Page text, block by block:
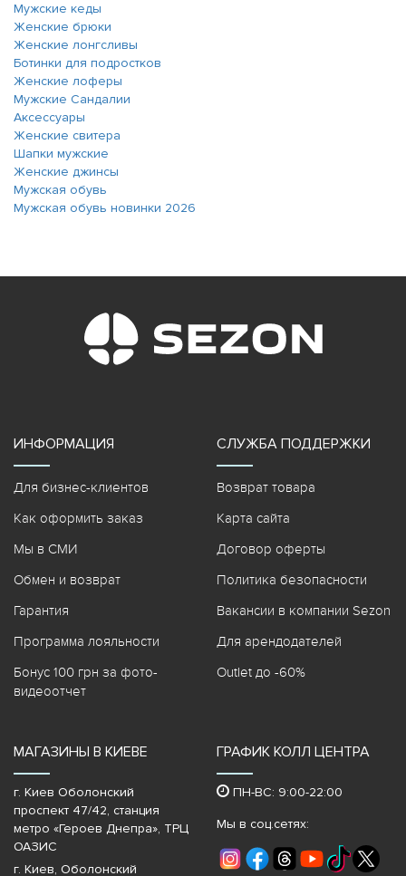
Мужские кеды
Женские брюки
Женские лонгсливы
Ботинки для подростков
Женские лоферы
Мужские Сандалии
Аксессуары
Женские свитера
Шапки мужские
Женские джинсы
Мужская обувь
Мужская обувь новинки 2026
ИНФОРМАЦИЯ
Для бизнес-клиентов
Как оформить заказ
Мы в СМИ
Обмен и возврат
Гарантия
Программа лояльности
Бонус 100 грн за фото-
видеоотчет
СЛУЖБА ПОДДЕРЖКИ
Возврат товара
Карта сайта
Договор оферты
Политика безопасности
Вакансии в компании Sezon
Для арендодателей
Outlet до -60%
МАГАЗИНЫ В КИЕВЕ
г. Киев Оболонский
проспект 47/42, станция
метро «Героев Днепра»‎, ТРЦ
ОАЗИС
г. Киев, Оболонский
ГРАФИК КОЛЛ ЦЕНТРА
ПН-ВС: 9:00-22:00
Мы в соц.сетях: